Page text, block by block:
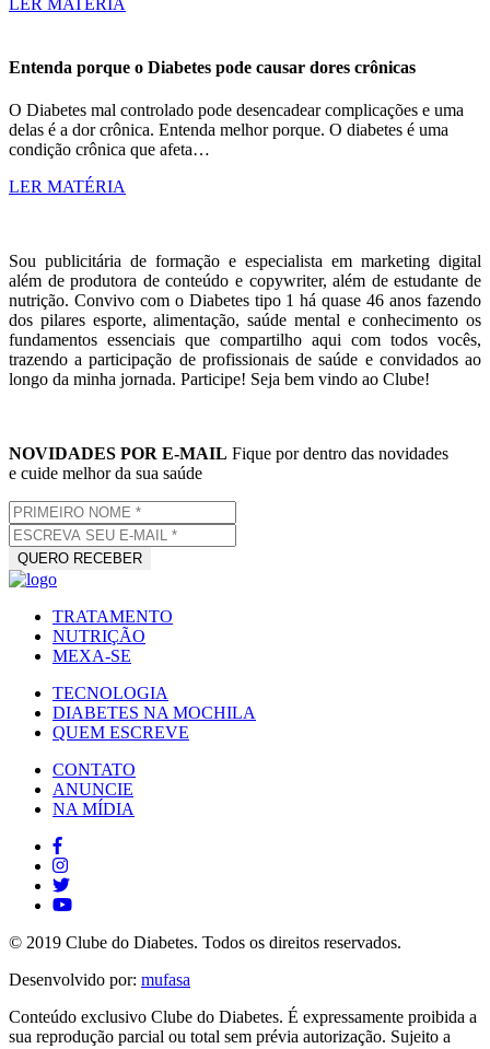
LER MATÉRIA
Entenda porque o Diabetes pode causar dores crônicas
O Diabetes mal controlado pode desencadear complicações e uma
delas é a dor crônica. Entenda melhor porque. O diabetes é uma
condição crônica que afeta…
LER MATÉRIA
Sou publicitária de formação e especialista em marketing digital
além de produtora de conteúdo e copywriter, além de estudante de
nutrição. Convivo com o Diabetes tipo 1 há quase 46 anos fazendo
dos pilares esporte, alimentação, saúde mental e conhecimento os
fundamentos essenciais que compartilho aqui com todos vocês,
trazendo a participação de profissionais de saúde e convidados ao
longo da minha jornada. Participe! Seja bem vindo ao Clube!
NOVIDADES POR E-MAIL Fique por dentro das novidades
e cuide melhor da sua saúde
TRATAMENTO
NUTRIÇÃO
MEXA-SE
TECNOLOGIA
DIABETES NA MOCHILA
QUEM ESCREVE
CONTATO
ANUNCIE
NA MÍDIA
© 2019 Clube do Diabetes. Todos os direitos reservados.
Desenvolvido por: mufasa
Conteúdo exclusivo Clube do Diabetes. É expressamente proibida a
sua reprodução parcial ou total sem prévia autorização. Sujeito a